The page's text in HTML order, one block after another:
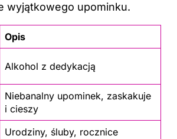
wyjątkowego upominku.
Opis
Alkohol z dedykacją
Niebanalny upominek, zaskakuje
i cieszy
Urodziny, śluby, rocznice